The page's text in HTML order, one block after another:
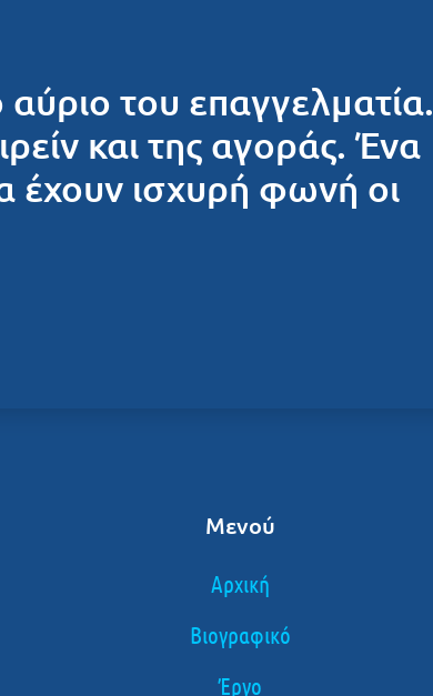
του επαγγελματία.
και της αγοράς. Ένα
έχουν ισχυρή φωνή οι
Μενού
Αρχική
Βιογραφικό
Έργο